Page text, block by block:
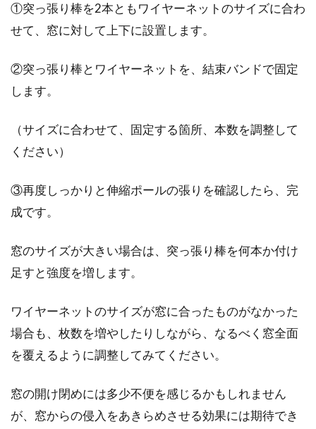
①突っ張り棒を2本ともワイヤーネットのサイズに合わ
せて、窓に対して上下に設置します。
②突っ張り棒とワイヤーネットを、結束バンドで固定
します。
（サイズに合わせて、固定する箇所、本数を調整して
ください）
③再度しっかりと伸縮ポールの張りを確認したら、完
成です。
窓のサイズが大きい場合は、突っ張り棒を何本か付け
足すと強度を増します。
ワイヤーネットのサイズが窓に合ったものがなかった
場合も、枚数を増やしたりしながら、なるべく窓全面
を覆えるように調整してみてください。
窓の開け閉めには多少不便を感じるかもしれません
が、窓からの侵入をあきらめさせる効果には期待でき